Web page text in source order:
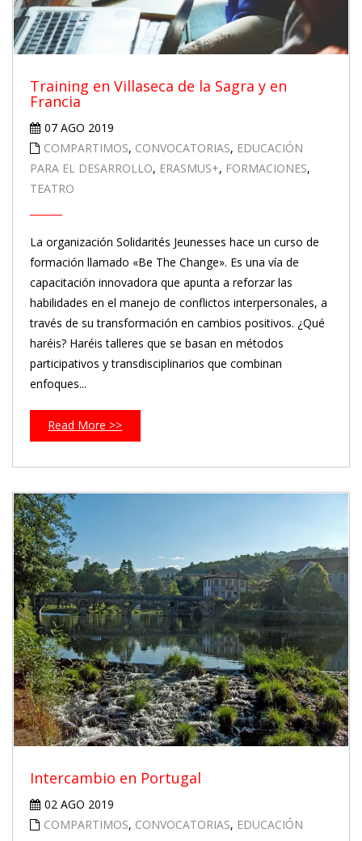
Training en Villaseca de la Sagra y en
Francia
07 AGO 2019
COMPARTIMOS, CONVOCATORIAS, EDUCACIÓN
PARA EL DESARROLLO, ERASMUS+, FORMACIONES,
TEATRO
La organización Solidarités Jeunesses hace un curso de
formación llamado «Be The Change». Es una vía de
capacitación innovadora que apunta a reforzar las
habilidades en el manejo de conflictos interpersonales, a
través de su transformación en cambios positivos. ¿Qué
haréis? Haréis talleres que se basan en métodos
participativos y transdisciplinarios que combinan
enfoques...
Read More >>
Intercambio en Portugal
02 AGO 2019
COMPARTIMOS, CONVOCATORIAS, EDUCACIÓN